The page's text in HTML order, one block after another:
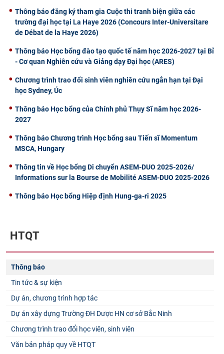
Thông báo đăng ký tham gia Cuộc thi tranh biện giữa các
trường đại học tại La Haye 2026 (Concours Inter-Universitare
de Débat de la Haye 2026)
Thông báo Học bổng đào tạo quốc tế năm học 2026-2027 tại Bỉ
- Cơ quan Nghiên cứu và Giảng dạy Đại học (ARES)
Chương trình trao đổi sinh viên nghiên cứu ngắn hạn tại Đại
học Sydney, Úc
Thông báo Học bổng của Chính phủ Thụy Sĩ năm học 2026-
2027
Thông báo Chương trình Học bổng sau Tiến sĩ Momentum
MSCA, Hungary
Thông tin về Học bổng Di chuyển ASEM-DUO 2025-2026/
Informations sur la Bourse de Mobilité ASEM-DUO 2025-2026
Thông báo Học bổng Hiệp định Hung-ga-ri 2025
HTQT
Thông báo
Tin tức & sự kiện
Dự án, chương trình hợp tác
Dự án xây dựng Trường ĐH Dược HN cơ sở Bắc Ninh
Chương trình trao đổi học viên, sinh viên
Văn bản pháp quy về HTQT